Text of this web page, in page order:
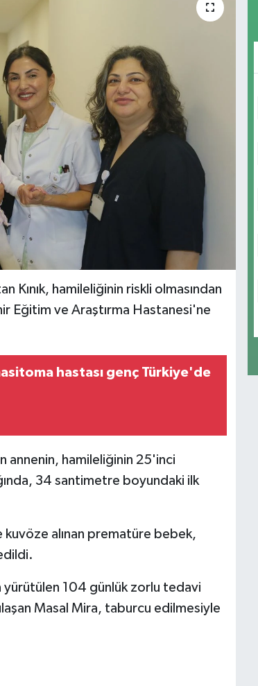
Kınık, hamileliğinin riskli olmasından
Eğitim ve Araştırma Hastanesi'ne
hastası genç Türkiye'de
annenin, hamileliğinin 25'inci
34 santimetre boyundaki ilk
kuvöze alınan prematüre bebek,
yürütülen 104 günlük zorlu tedavi
Masal Mira, taburcu edilmesiyle